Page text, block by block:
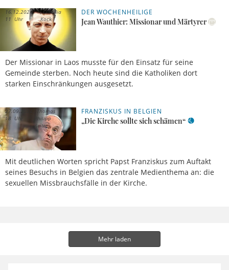
DER WOCHENHEILIGE
Jean Wauthier: Missionar und Märtyrer
Der Missionar in Laos musste für den Einsatz für seine
Gemeinde sterben. Noch heute sind die Katholiken dort
starken Einschränkungen ausgesetzt.
16.12.2024,
11 Uhr
Claudia
Kock
FRANZISKUS IN BELGIEN
„Die Kirche sollte sich schämen“
Mit deutlichen Worten spricht Papst Franziskus zum Auftakt
seines Besuchs in Belgien das zentrale Medienthema an: die
sexuellen Missbrauchsfälle in der Kirche.
27.09.2024,
18 Uhr
Thomas
Philipp
Reiter
Mehr laden